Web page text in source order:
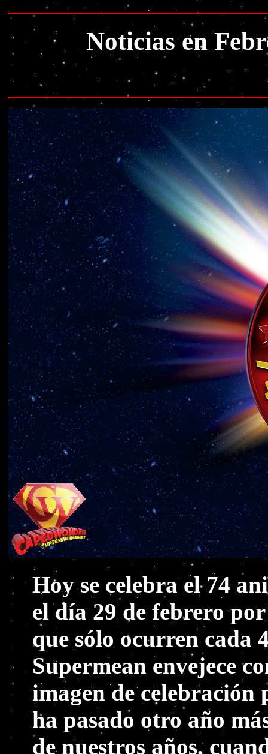
Noticias en
Hoy se celebra el 74
el día 29 de febrero
que sólo ocurren cada
Supermean envejece
imagen de celebración
ha pasado otro año
de nuestros años,